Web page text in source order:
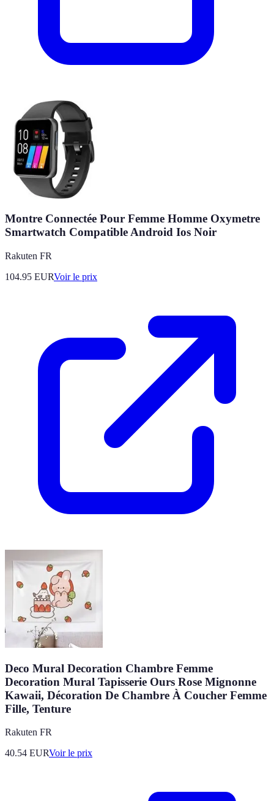
Montre Connectée Pour Femme Homme Oxymetre
Smartwatch Compatible Android Ios Noir
Rakuten FR
104.95 EURVoir le prix
Deco Mural Decoration Chambre Femme
Decoration Mural Tapisserie Ours Rose Mignonne
Kawaii, Décoration De Chambre À Coucher Femme
Fille, Tenture
Rakuten FR
40.54 EURVoir le prix